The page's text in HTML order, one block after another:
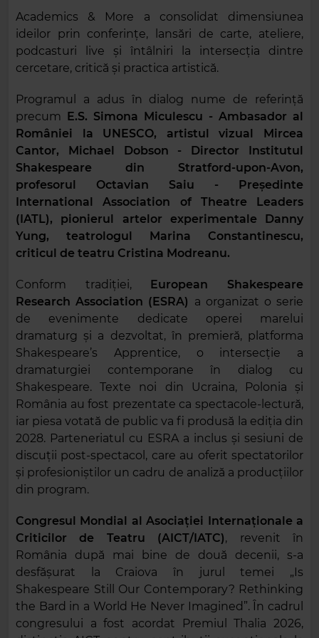
Academics & More a consolidat dimensiunea
ideilor prin conferințe, lansări de carte, ateliere,
podcasturi live și întâlniri la intersecția dintre
cercetare, critică și practica artistică.
Programul a adus în dialog nume de referință
precum E.S. Simona Miculescu - Ambasador al
României la UNESCO, artistul vizual Mircea
Cantor, Michael Dobson - Director Institutul
Shakespeare din Stratford-upon-Avon,
profesorul Octavian Saiu - Președinte
International Association of Theatre Leaders
(IATL), pionierul artelor experimentale Danny
Yung, teatrologul Marina Constantinescu,
criticul de teatru Cristina Modreanu.
Conform tradiției, European Shakespeare
Research Association (ESRA) a organizat o serie
de evenimente dedicate operei marelui
dramaturg și a dezvoltat, în premieră, platforma
Shakespeare’s Apprentice, o intersecție a
dramaturgiei contemporane în dialog cu
Shakespeare. Texte noi din Ucraina, Polonia și
România au fost prezentate ca spectacole-lectură,
iar piesa votată de public va fi produsă la ediția din
2028. Parteneriatul cu ESRA a inclus și sesiuni de
discuții post-spectacol, care au oferit spectatorilor
și profesioniștilor un cadru de analiză a producțiilor
din program.
Congresul Mondial al Asociației Internaționale a
Criticilor de Teatru (AICT/IATC), revenit în
România după mai bine de două decenii, s-a
desfășurat la Craiova în jurul temei „Is
Shakespeare Still Our Contemporary? Rethinking
the Bard in a World He Never Imagined”. În cadrul
congresului a fost acordat Premiul Thalia 2026,